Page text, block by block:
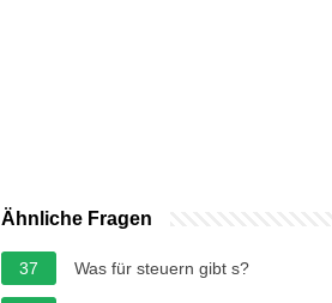
Ähnliche Fragen
37 Was für steuern gibt s?